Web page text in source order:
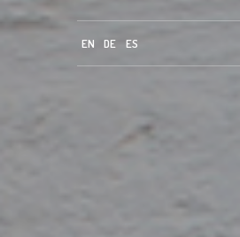
EN DE ES